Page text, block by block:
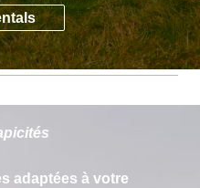
adaptées à votre